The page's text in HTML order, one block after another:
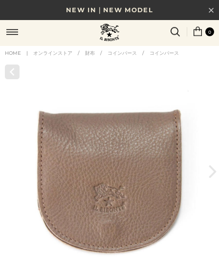
NEW IN｜NEW MODEL
8/17(月)10時まで｜税込11,000円以上で送料無料
贈る相手やシーンから選べる、新しいギフトガイド
0
HOME | オンラインストア / 財布 / コインパース / コインパース